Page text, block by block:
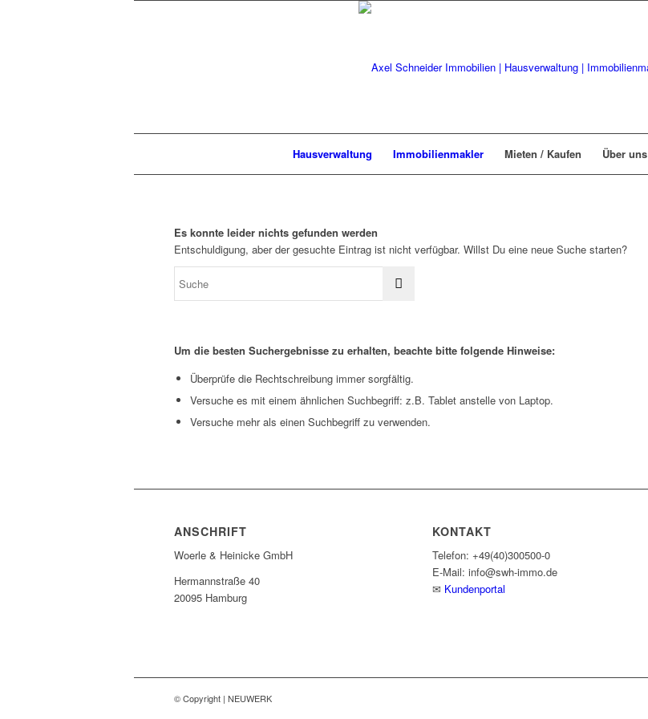
Hausverwaltung Immobilienmakler Mieten / Kaufen Über uns
Es konnte leider nichts gefunden werden
Entschuldigung, aber der gesuchte Eintrag ist nicht verfügbar. Willst Du eine neue Suche starten?
Um die besten Suchergebnisse zu erhalten, beachte bitte folgende Hinweise:
Überprüfe die Rechtschreibung immer sorgfältig.
Versuche es mit einem ähnlichen Suchbegriff: z.B. Tablet anstelle von Laptop.
Versuche mehr als einen Suchbegriff zu verwenden.
ANSCHRIFT
Woerle & Heinicke GmbH
Hermannstraße 40
20095 Hamburg
KONTAKT
Telefon: +49(40)300500-0
E-Mail: info@swh-immo.de
✉ Kundenportal
© Copyright | NEUWERK